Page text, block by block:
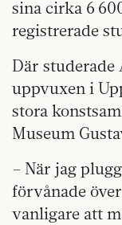
sina cirka 6
registrerade
Där studerade
uppvuxen i
stora
Museum
– När jag
förvånade
vanligare att